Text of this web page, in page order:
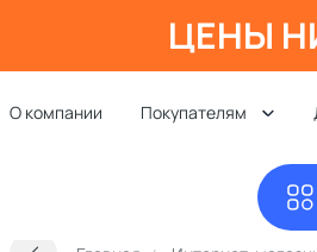
ЦЕНЫ
О компании Покупателям